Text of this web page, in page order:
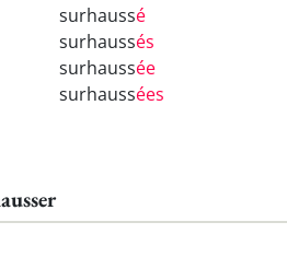
surhaussé
surhaussés
surhaussée
surhaussées